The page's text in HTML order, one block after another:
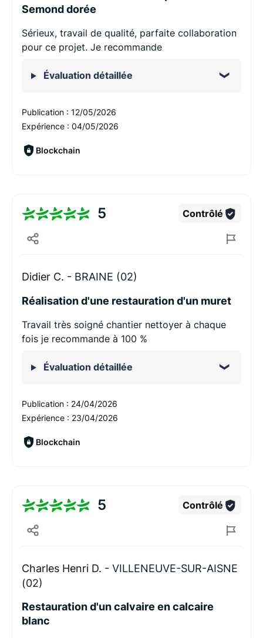
Semond dorée
Sérieux, travail de qualité, parfaite collaboration
pour ce projet. Je recommande
Évaluation détaillée
Publication : 12/05/2026
Expérience : 04/05/2026
Blockchain
5 Contrôlé
Didier C. - BRAINE (02)
Réalisation d'une restauration d'un muret
Travail très soigné chantier nettoyer à chaque
fois je recommande à 100 %
Évaluation détaillée
Publication : 24/04/2026
Expérience : 23/04/2026
Blockchain
5 Contrôlé
Charles Henri D. - VILLENEUVE-SUR-AISNE
(02)
Restauration d'un calvaire en calcaire
blanc